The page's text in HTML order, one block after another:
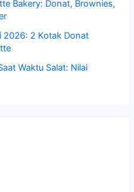
Bakery: Donat, Brownies,
2026: 2 Kotak Donat
Waktu Salat: Nilai